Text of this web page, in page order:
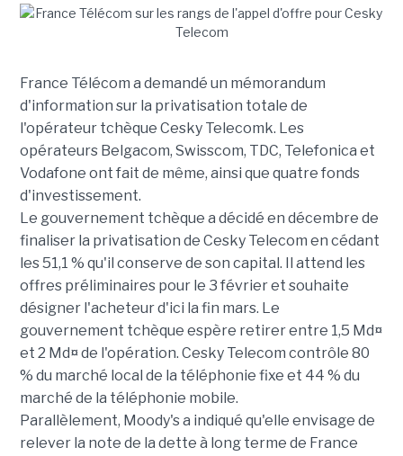
France Télécom a demandé un mémorandum
d'information sur la privatisation totale de
l'opérateur tchèque Cesky Telecomk. Les
opérateurs Belgacom, Swisscom, TDC, Telefonica et
Vodafone ont fait de même, ainsi que quatre fonds
d'investissement.
Le gouvernement tchèque a décidé en décembre de
finaliser la privatisation de Cesky Telecom en cédant
les 51,1 % qu'il conserve de son capital. Il attend les
offres préliminaires pour le 3 février et souhaite
désigner l'acheteur d'ici la fin mars. Le
gouvernement tchèque espère retirer entre 1,5 Md¤
et 2 Md¤ de l'opération. Cesky Telecom contrôle 80
% du marché local de la téléphonie fixe et 44 % du
marché de la téléphonie mobile.
Parallèlement, Moody's a indiqué qu'elle envisage de
relever la note de la dette à long terme de France